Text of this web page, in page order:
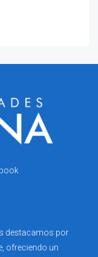
destacamos por
ofreciendo un